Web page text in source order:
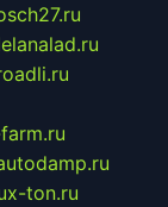
x-ton.ru